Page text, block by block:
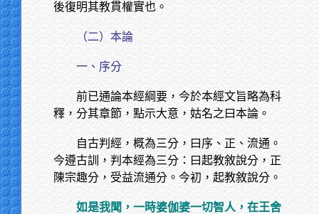
後復明其教貫權實也。
（二）本論
一、序分
前已通論本經綱要，今於本經文旨略為科
釋，分其章節，點示大意，姑名之曰本論。
自古判經，概為三分，曰序、正、流通。
今遵古訓，判本經為三分：曰起教敘說分，正
陳宗趣分，受益流通分。今初，起教敘說分。
如是我聞，一時婆伽婆一切智人，在王舍